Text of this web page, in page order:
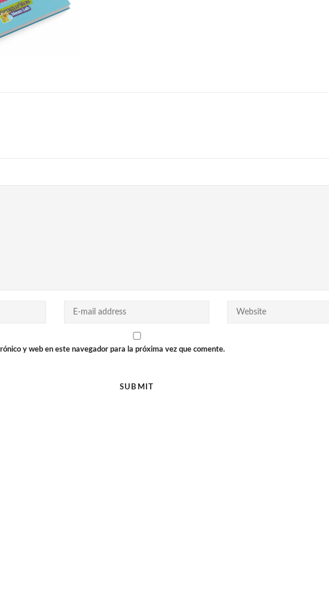
y web en este navegador para la próxima vez que comente.